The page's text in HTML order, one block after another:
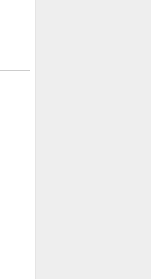
a'))); ?></section>